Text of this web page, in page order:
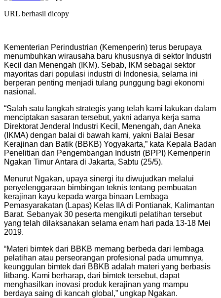
URL berhasil dicopy
Kementerian Perindustrian (Kemenperin) terus berupaya
menumbuhkan wirausaha baru khususnya di sektor Industri
Kecil dan Menengah (IKM). Sebab, IKM sebagai sektor
mayoritas dari populasi industri di Indonesia, selama ini
berperan penting menjadi tulang punggung bagi ekonomi
nasional.
“Salah satu langkah strategis yang telah kami lakukan dalam
menciptakan sasaran tersebut, yakni adanya kerja sama
Direktorat Jenderal Industri Kecil, Menengah, dan Aneka
(IKMA) dengan balai di bawah kami, yakni Balai Besar
Kerajinan dan Batik (BBKB) Yogyakarta,” kata Kepala Badan
Penelitian dan Pengembangan Industri (BPPI) Kemenperin
Ngakan Timur Antara di Jakarta, Sabtu (25/5).
Menurut Ngakan, upaya sinergi itu diwujudkan melalui
penyelenggaraan bimbingan teknis tentang pembuatan
kerajinan kayu kepada warga binaan Lembaga
Pemasyarakatan (Lapas) Kelas IIA di Pontianak, Kalimantan
Barat. Sebanyak 30 peserta mengikuti pelatihan tersebut
yang telah dilaksanakan selama enam hari pada 13-18 Mei
2019.
“Materi bimtek dari BBKB memang berbeda dari lembaga
pelatihan atau perseorangan profesional pada umumnya,
keunggulan bimtek dari BBKB adalah materi yang berbasis
litbang. Kami berharap, dari bimtek tersebut, dapat
menghasilkan inovasi produk kerajinan yang mampu
berdaya saing di kancah global,” ungkap Ngakan.